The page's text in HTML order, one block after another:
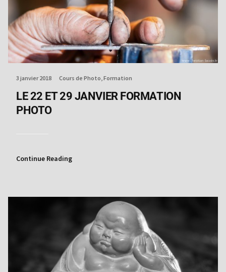
3 janvier 2018 Cours de Photo Formation
LE 22 ET 29 JANVIER FORMATION
PHOTO
Continue Reading